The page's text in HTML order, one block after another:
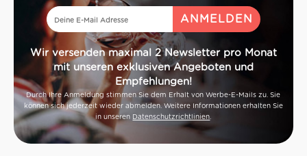
Wir versenden maximal 2 Newsletter pro Monat
mit unseren exklusiven Angeboten und
Empfehlungen!
Durch Ihre Anmeldung stimmen Sie dem Erhalt von Werbe-E-Mails zu. Sie
können sich jederzeit wieder abmelden. Weitere Informationen erhalten Sie
in unseren Datenschutzrichtlinien